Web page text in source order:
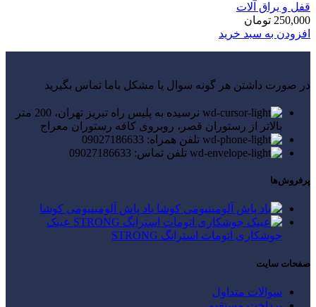
قفل و یراق آلات
250,000 تومان
افزودن به سبد خرید
در صورت داشتن هر گونه سوال یا مشکل باما تماس بگیرید
نرسیده به پلیس راه تبریز تهران، 200 متر
بالاتر از رستوران قصر، روبروی کافه رستوران معراج
تلفن همراه: 09027186633
تلفن تماس: 09027186633
پرفروش‌ها
باد پاش آلومینیومی کوشا
عینک
جوشکاری اتومات استرانگ STRONG
صفحات سایت
سوالات متداول